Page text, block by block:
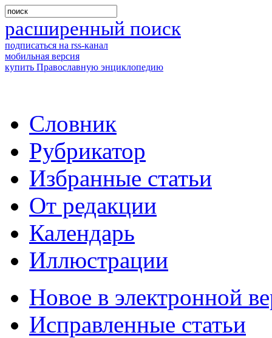
расширенный поиск
подписаться на rss-канал
мобильная версия
купить Православную энциклопедию
Словник
Рубрикатор
Избранные статьи
От редакции
Календарь
Иллюстрации
Новое в электронной
Исправленные статьи